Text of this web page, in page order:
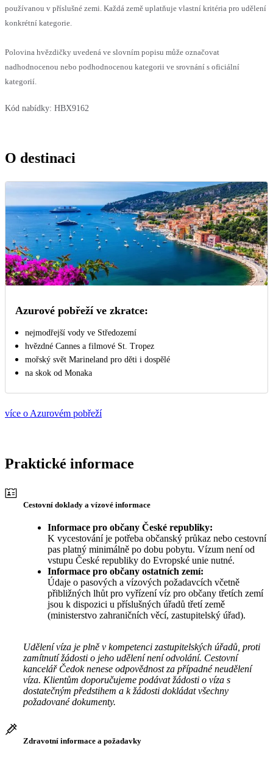
používanou v příslušné zemi. Každá země uplatňuje vlastní kritéria pro udělení
konkrétní kategorie.
Polovina hvězdičky uvedená ve slovním popisu může označovat
nadhodnocenou nebo podhodnocenou kategorii ve srovnání s oficiální
kategorií.
Kód nabídky: HBX9162
O destinaci
Azurové pobřeží ve zkratce:
nejmodřejší vody ve Středozemí
hvězdné Cannes a filmové St. Tropez
mořský svět Marineland pro děti i dospělé
na skok od Monaka
více o Azurovém pobřeží
Praktické informace
Cestovní doklady a vízové informace
Informace pro občany České republiky:
K vycestování je potřeba občanský průkaz nebo cestovní
pas platný minimálně po dobu pobytu. Vízum není od
vstupu České republiky do Evropské unie nutné.
Informace pro občany ostatních zemí:
Údaje o pasových a vízových požadavcích včetně
přibližných lhůt pro vyřízení víz pro občany třetích zemí
jsou k dispozici u příslušných úřadů třetí země
(ministerstvo zahraničních věcí, zastupitelský úřad).
Udělení víza je plně v kompetenci zastupitelských úřadů, proti
zamítnutí žádosti o jeho udělení není odvolání. Cestovní
kancelář Čedok nenese odpovědnost za případné neudělení
víza. Klientům doporučujeme podávat žádosti o víza s
dostatečným předstihem a k žádosti dokládat všechny
požadované dokumenty.
Zdravotní informace a požadavky